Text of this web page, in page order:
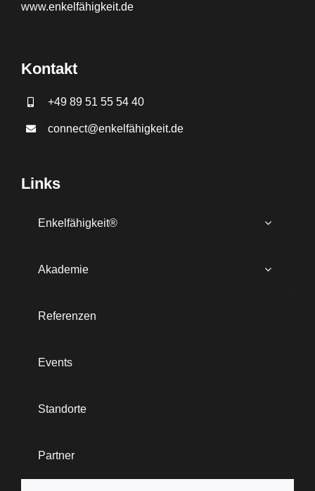
www.enkelfähigkeit.de
Kontakt
+49 89 51 55 54 40
connect@enkelfähigkeit.de
Links
Enkelfähigkeit®
Akademie
Referenzen
Events
Standorte
Partner